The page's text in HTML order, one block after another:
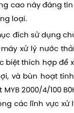
cao này đáng
loại.
đích sử dụng
xử lý nước
biệt thích hợp để
và bùn hoạt
MYB 2000/4/100
các lĩnh vực xử